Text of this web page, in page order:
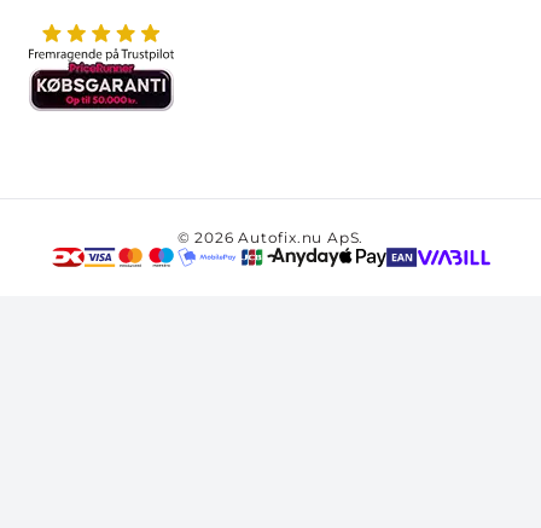
© 2026 Autofix.nu ApS.